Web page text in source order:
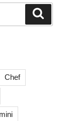
Chef